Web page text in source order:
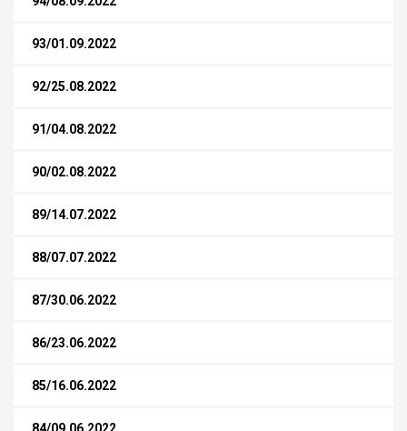
93/01.09.2022
92/25.08.2022
91/04.08.2022
90/02.08.2022
89/14.07.2022
88/07.07.2022
87/30.06.2022
86/23.06.2022
85/16.06.2022